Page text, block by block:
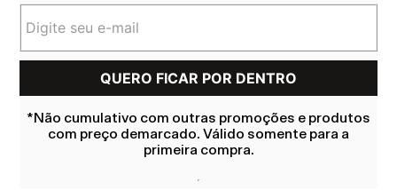
*Não cumulativo com outras promoções e produtos
com preço demarcado. Válido somente para a
primeira compra.